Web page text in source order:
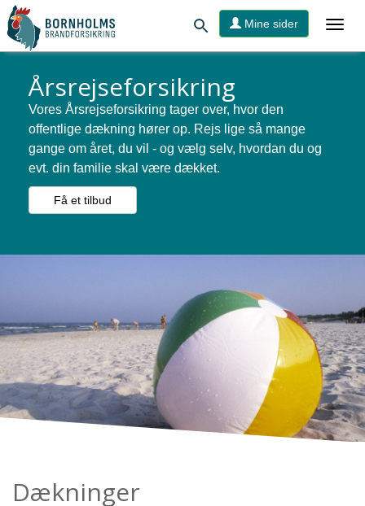
Mine sider
Årsrejseforsikring
Vores Årsrejseforsikring tager over, hvor den
offentlige dækning hører op. Rejs lige så mange
gange om året, du vil - og vælg selv, hvordan du og
evt. din familie skal være dækket.
Få et tilbud
Dækninger